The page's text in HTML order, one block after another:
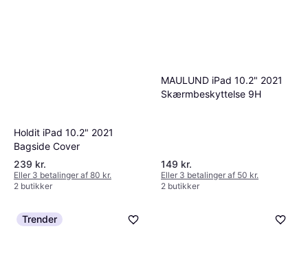
Holdit iPad 10.2" 2021
Bagside Cover
239 kr.
Eller 3 betalinger af 80 kr.
2 butikker
MAULUND iPad 10.2" 2021
Skærmbeskyttelse 9H
149 kr.
Eller 3 betalinger af 50 kr.
2 butikker
Trender